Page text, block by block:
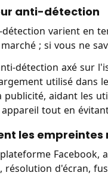
anti-détection
varient en
; si vous ne
détection axé sur
utilisé dans
aidant les
tout en
les
d'écran,